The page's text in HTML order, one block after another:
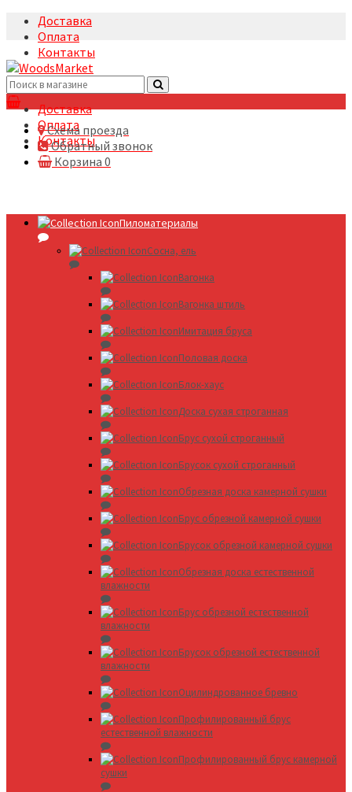
Доставка
Оплата
Контакты
+7(495)5322633
Доставка
Оплата
Контакты
Схема проезда
Обратный звонок
Корзина 0
Пиломатериалы
Сосна, ель
Вагонка
Вагонка штиль
Имитация бруса
Половая доска
Блок-хаус
Доска сухая строганная
Брус сухой строганный
Брусок сухой строганный
Обрезная доска камерной сушки
Брус обрезной камерной сушки
Брусок обрезной камерной сушки
Обрезная доска естественной
влажности
Брус обрезной естественной
влажности
Брусок обрезной естественной
влажности
Оцилиндрованное бревно
Профилированный брус
естественной влажности
Профилированный брус камерной
сушки